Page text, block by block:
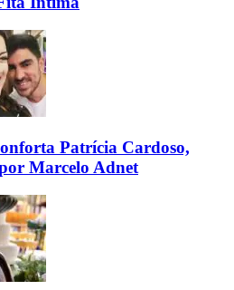
Patrícia Cardoso,
Marcelo Adnet